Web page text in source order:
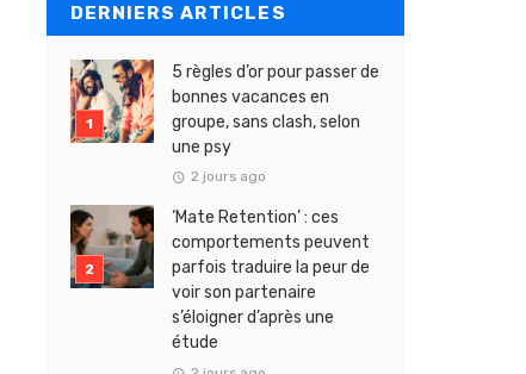
DERNIERS ARTICLES
5 règles d’or pour passer de
bonnes vacances en
groupe, sans clash, selon
une psy
2 jours ago
‘Mate Retention’ : ces
comportements peuvent
parfois traduire la peur de
voir son partenaire
s’éloigner d’après une
étude